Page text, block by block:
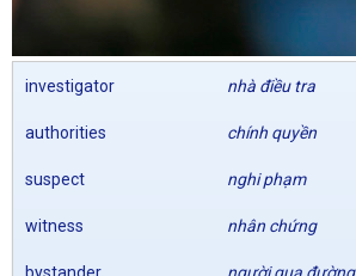
investigator nhà điều tra
authorities chính quyền
suspect nghi phạm
witness nhân chứng